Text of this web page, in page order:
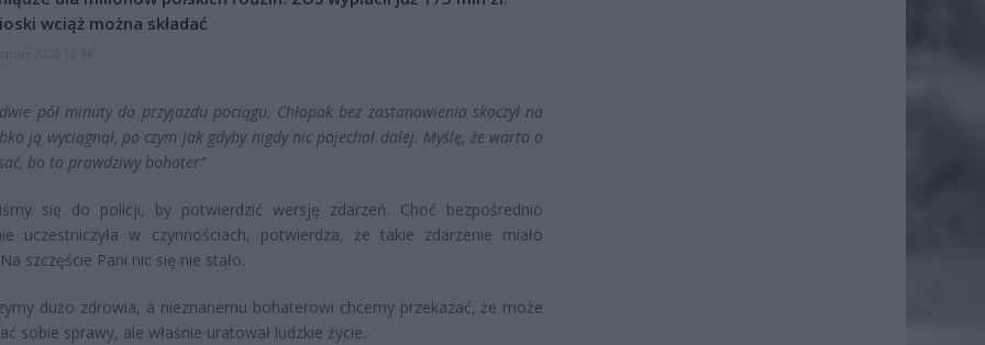
wciąż można składać
pół minuty do przyjazdu pociągu. Chłopak bez zastanowienia skoczył na
ją wyciągnął, po czym jak gdyby nigdy nic pojechał dalej. Myślę, że warto o
bo to prawdziwy bohater”
się do policji, by potwierdzić wersję zdarzeń. Choć bezpośrednio
uczestniczyła w czynnościach, potwierdza, że takie zdarzenie miało
szczęście Pani nic się nie stało.
dużo zdrowia, a nieznanemu bohaterowi chcemy przekazać, że może
sobie sprawy, ale właśnie uratował ludzkie życie.